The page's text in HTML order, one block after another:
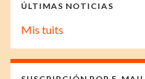
ÚLTIMAS NOTICIAS
Mis tuits